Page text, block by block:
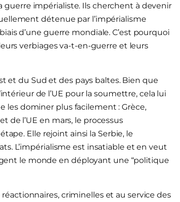
guerre impérialiste. Ils cherchent à devenir
détenue par l’impérialisme
d’une guerre mondiale. C’est pourquoi
verbiages va-t-en-guerre et leurs
et du Sud et des pays baltes. Bien que
de l’UE pour la soumettre, cela lui
les dominer plus facilement : Grèce,
de l’UE en mars, le processus
Elle rejoint ainsi la Serbie, le
L’impérialisme est insatiable et en veut
le monde en déployant une “politique
criminelles et au service des